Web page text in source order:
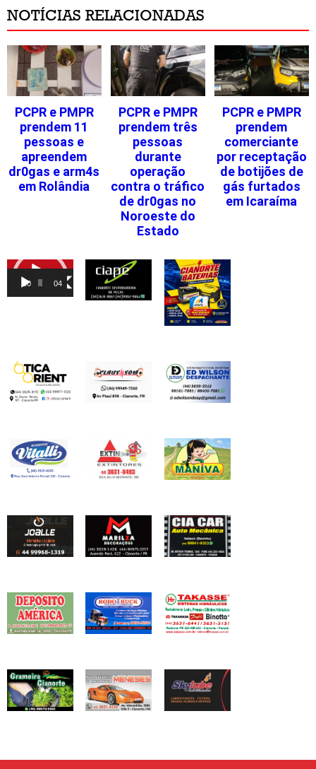
NOTÍCIAS RELACIONADAS
PCPR e PMPR
prendem 11
pessoas e
apreendem
dr0gas e arm4s
em Rolândia
PCPR e PMPR
prendem três
pessoas
durante
operação
contra o tráfico
de dr0gas no
Noroeste do
Estado
PCPR e PMPR
prendem
comerciante
por receptação
de botijões de
gás furtados
em Icaraíma
Tocador
vídeo
00:00 04:46